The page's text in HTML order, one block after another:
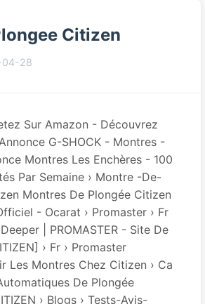
Citizen
04-28
Sur Amazon - Découvrez
G-SHOCK - Montres -
Montres Les Enchères - 100
Par Semaine › Montre -de-
Montres De Plongée Citizen
- Ocarat › Promaster › Fr
| PROMASTER - Site De
› Fr › Promaster
Les Montres Chez Citizen › Ca
De Plongée
› Blogs › Tests-Avis-